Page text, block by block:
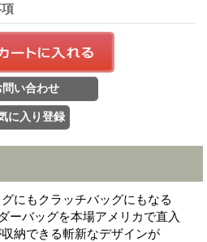
にもクラッチバッグにもなる
ーバッグを本場アメリカで直入
納できる斬新なデザインが